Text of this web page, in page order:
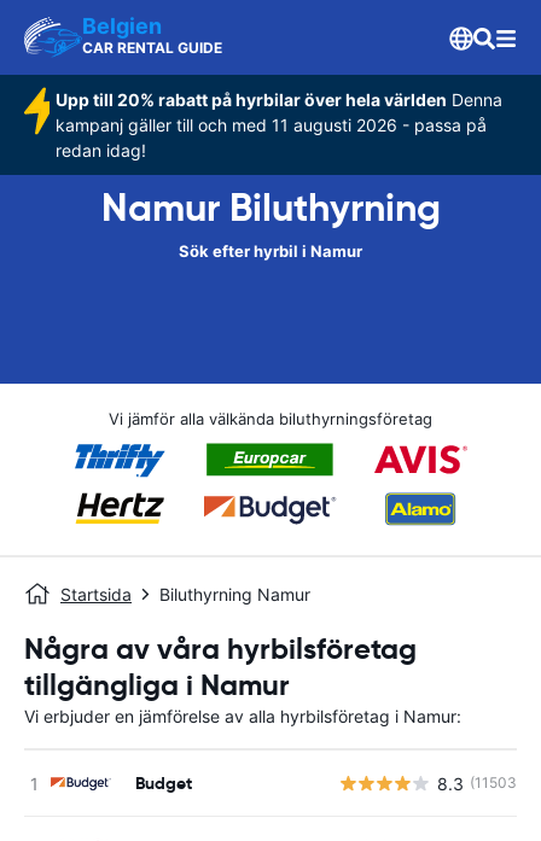
Belgien
CAR RENTAL GUIDE
Upp till 20% rabatt på hyrbilar över hela världen Denna
kampanj gäller till och med 11 augusti 2026 - passa på
redan idag!
Namur Biluthyrning
Sök efter hyrbil i Namur
Vi jämför alla välkända biluthyrningsföretag
Startsida Biluthyrning Namur
Några av våra hyrbilsföretag
tillgängliga i Namur
Vi erbjuder en jämförelse av alla hyrbilsföretag i Namur:
Budget 8.3 (11503)